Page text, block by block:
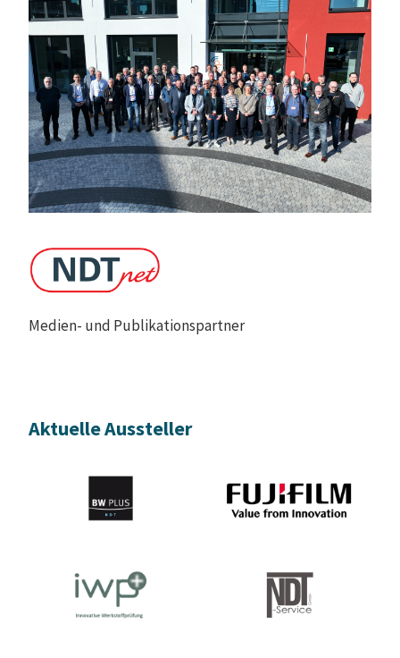
Medien- und Publikationspartner
Aktuelle Aussteller